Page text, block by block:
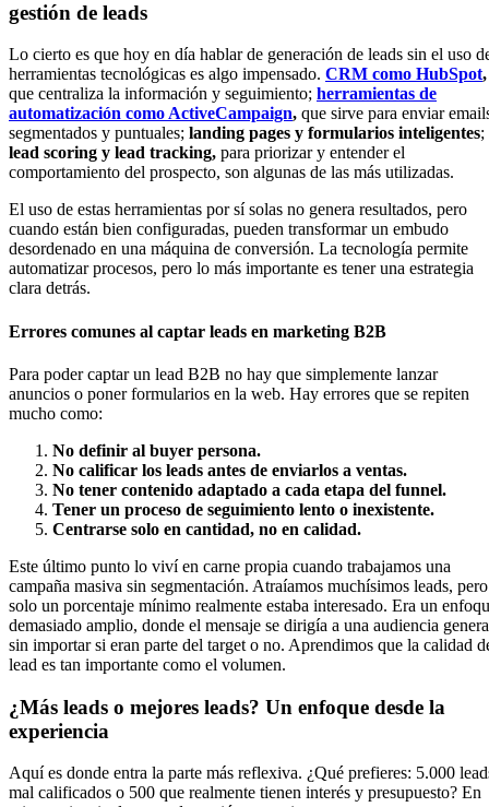
gestión de leads
Lo cierto es que hoy en día hablar de generación de leads sin el uso
herramientas tecnológicas es algo impensado. CRM como HubSpot,
que centraliza la información y seguimiento; herramientas de
automatización como ActiveCampaign, que sirve para enviar
segmentados y puntuales; landing pages y formularios inteligentes;
lead scoring y lead tracking, para priorizar y entender el
comportamiento del prospecto, son algunas de las más utilizadas.
El uso de estas herramientas por sí solas no genera resultados, pero
cuando están bien configuradas, pueden transformar un embudo
desordenado en una máquina de conversión. La tecnología permite
automatizar procesos, pero lo más importante es tener una estrategia
clara detrás.
Errores comunes al captar leads en marketing B2B
Para poder captar un lead B2B no hay que simplemente lanzar
anuncios o poner formularios en la web. Hay errores que se repiten
mucho como:
No definir al buyer persona.
No calificar los leads antes de enviarlos a ventas.
No tener contenido adaptado a cada etapa del funnel.
Tener un proceso de seguimiento lento o inexistente.
Centrarse solo en cantidad, no en calidad.
Este último punto lo viví en carne propia cuando trabajamos una
campaña masiva sin segmentación. Atraíamos muchísimos leads, pero
solo un porcentaje mínimo realmente estaba interesado. Era un
demasiado amplio, donde el mensaje se dirigía a una audiencia
sin importar si eran parte del target o no. Aprendimos que la calidad
lead es tan importante como el volumen.
¿Más leads o mejores leads? Un enfoque desde la
experiencia
Aquí es donde entra la parte más reflexiva. ¿Qué prefieres: 5.000
mal calificados o 500 que realmente tienen interés y presupuesto? En